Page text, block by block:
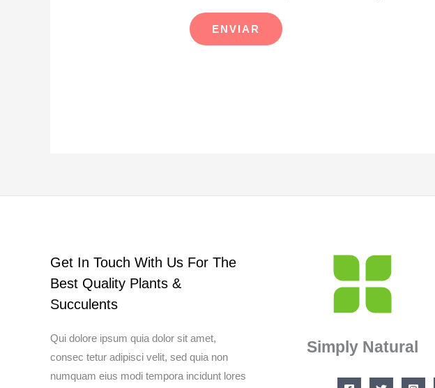
Get In Touch With Us For The
Best Quality Plants &
Succulents
Qui dolore ipsum quia dolor sit amet,
consec tetur adipisci velit, sed quia non
numquam eius modi tempora incidunt lores
Simply Natural